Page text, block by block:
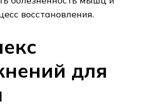
восстановления.
для